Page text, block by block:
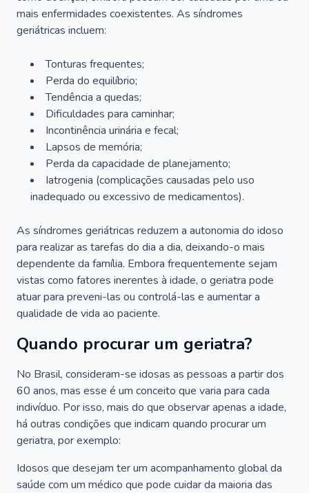
mais enfermidades coexistentes. As síndromes
geriátricas incluem:
Tonturas frequentes;
Perda do equilíbrio;
Tendência a quedas;
Dificuldades para caminhar;
Incontinência urinária e fecal;
Lapsos de memória;
Perda da capacidade de planejamento;
Iatrogenia (complicações causadas pelo uso
inadequado ou excessivo de medicamentos).
As síndromes geriátricas reduzem a autonomia do idoso
para realizar as tarefas do dia a dia, deixando-o mais
dependente da família. Embora frequentemente sejam
vistas como fatores inerentes à idade, o geriatra pode
atuar para preveni-las ou controlá-las e aumentar a
qualidade de vida ao paciente.
Quando procurar um geriatra?
No Brasil, consideram-se idosas as pessoas a partir dos
60 anos, mas esse é um conceito que varia para cada
indivíduo. Por isso, mais do que observar apenas a idade,
há outras condições que indicam quando procurar um
geriatra, por exemplo:
Idosos que desejam ter um acompanhamento global da
saúde com um médico que pode cuidar da maioria das